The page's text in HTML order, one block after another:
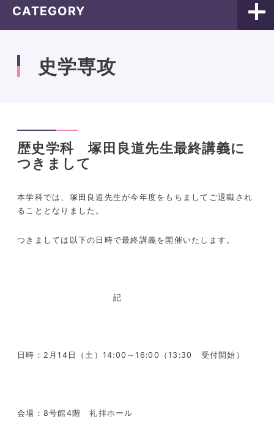
CATEGORY
史学専攻
歴史学科 塚田良道先生最終講義に
つきまして
本学科では、塚田良道先生が今年度をもちましてご退職され
ることとなりました。
つきましては以下の日時で最終講義を開催いたします。
記
日時： 2 月14 日（土） 14:00 ～16:00 （13:30 受付開始）
会場： 8号館4階 礼拝ホール